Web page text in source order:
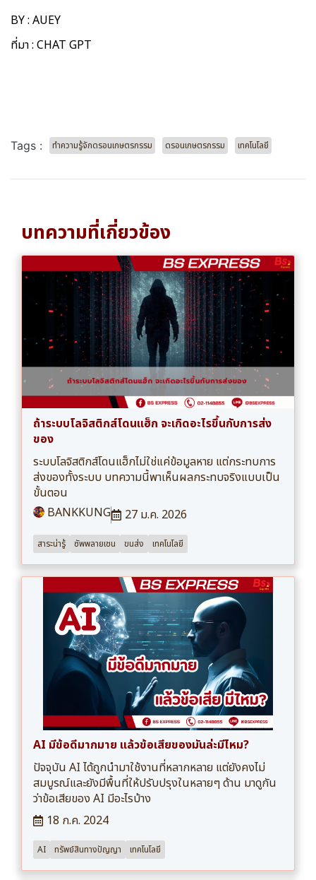
BY : AUEY
ที่มา : CHAT GPT
Tags : ทำความรู้จักดรอนเกษตรกรรม ดรอนเกษตรกรรม เทคโนโลยี
บทความที่เกี่ยวข้อง
ถ้าระบบโลจิสติกส์โดนแฮ็ก จะเกิดอะไรขึ้นกับการส่ง
ของ
ระบบโลจิสติกส์โดนแฮ็กไม่ใช่แค่ข้อมูลหาย แต่กระทบการ
ส่งของทั้งระบบ บทความนี้พาเห็นผลกระทบจริงแบบเป็น
ขั้นตอน
BANKKUNG
27 ม.ค. 2026
สาระน่ารู้ ซัพพลายเชน ขนส่ง เทคโนโลยี
AI มีข้อดีมากมาย แล้วข้อเสียของมันล่ะมีไหม?
ปัจจุบัน AI ได้ถูกนำมาใช้งานที่หลากหลาย แต่ยังคงไม่
สมบูรณ์และยังมีพื้นที่ให้ปรับปรุงในหลายๆ ด้าน มาดูกัน
ว่าข้อเสียของ AI มีอะไรบ้าง
18 ก.ค. 2024
AI ทรัพย์สินทางปัญญา เทคโนโลยี